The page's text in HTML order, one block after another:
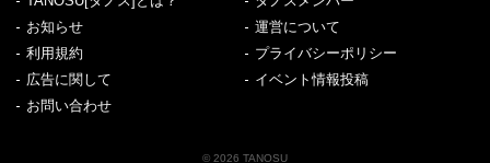
お知らせ
運営について
利用規約
プライバシーポリシー
広告に関して
イベント情報投稿
お問い合わせ
© 2026 TANOSU